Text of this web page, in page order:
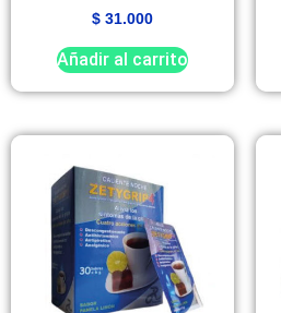
$ 31.000
Añadir al carrito